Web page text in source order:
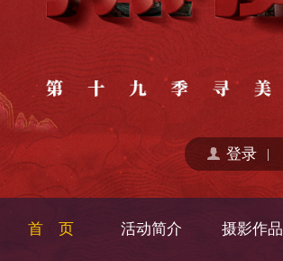
登录
首 页 活动简介 摄影作品